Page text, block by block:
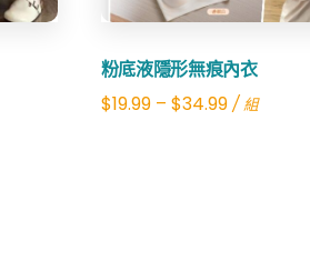
粉底液隱形無痕內衣
$19.99– $34.99/ 組